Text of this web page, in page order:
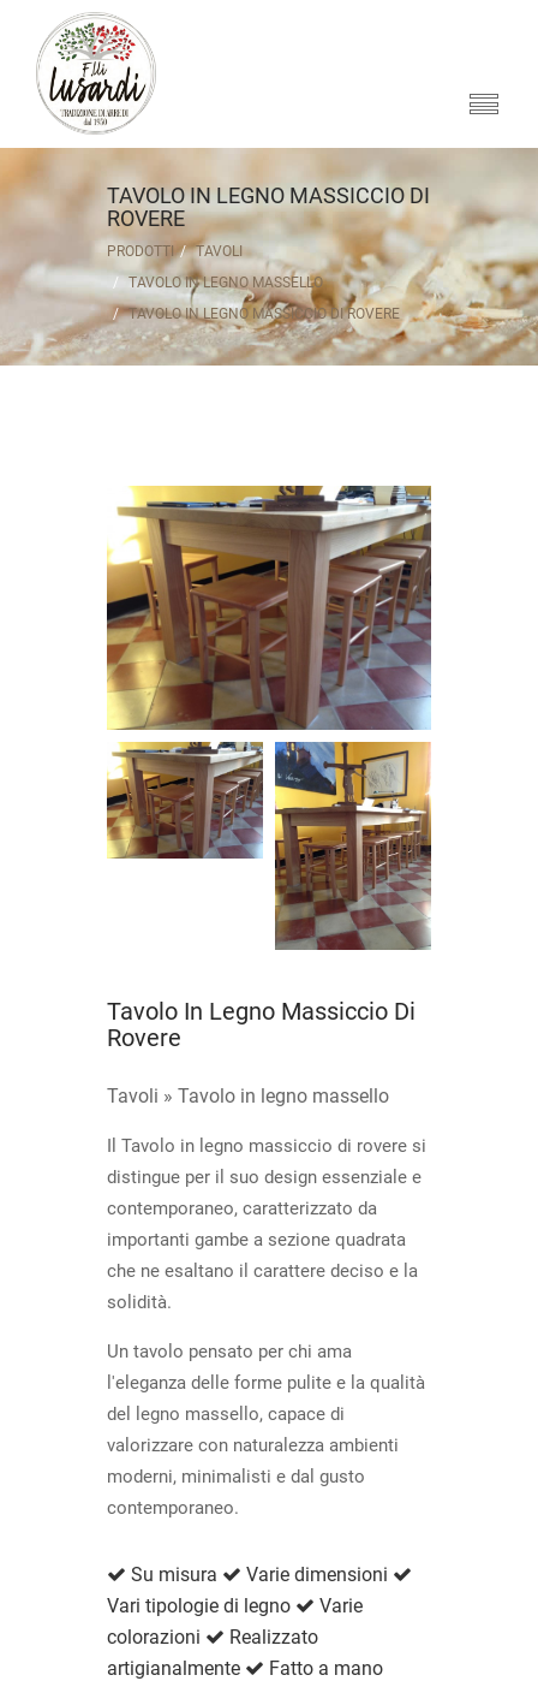
TAVOLO IN LEGNO MASSICCIO DI
ROVERE
PRODOTTI
TAVOLI
TAVOLO IN LEGNO MASSELLO
TAVOLO IN LEGNO MASSICCIO DI ROVERE
Tavolo In Legno Massiccio Di
Rovere
Tavoli » Tavolo in legno massello
Il Tavolo in legno massiccio di rovere si
distingue per il suo design essenziale e
contemporaneo, caratterizzato da
importanti gambe a sezione quadrata
che ne esaltano il carattere deciso e la
solidità.
Un tavolo pensato per chi ama
l'eleganza delle forme pulite e la qualità
del legno massello, capace di
valorizzare con naturalezza ambienti
moderni, minimalisti e dal gusto
contemporaneo.
Su misura
Varie dimensioni
Vari tipologie di legno
Varie
colorazioni
Realizzato
artigianalmente
Fatto a mano